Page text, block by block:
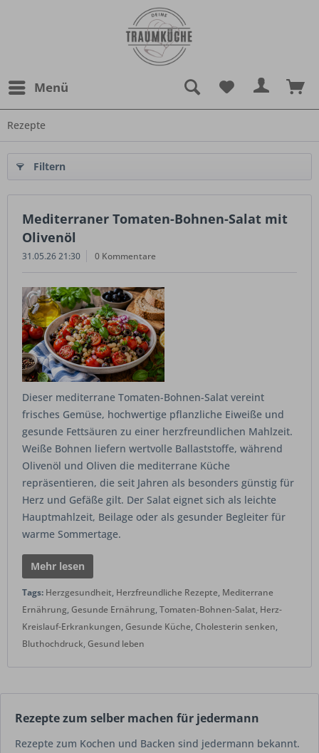
Menü
Rezepte
Filtern
Mediterraner Tomaten-Bohnen-Salat mit
Olivenöl
31.05.26 21:30 0 Kommentare
Dieser mediterrane Tomaten-Bohnen-Salat vereint
frisches Gemüse, hochwertige pflanzliche Eiweiße und
gesunde Fettsäuren zu einer herzfreundlichen Mahlzeit.
Weiße Bohnen liefern wertvolle Ballaststoffe, während
Olivenöl und Oliven die mediterrane Küche
repräsentieren, die seit Jahren als besonders günstig für
Herz und Gefäße gilt. Der Salat eignet sich als leichte
Hauptmahlzeit, Beilage oder als gesunder Begleiter für
warme Sommertage.
Mehr lesen
Tags: Herzgesundheit, Herzfreundliche Rezepte, Mediterrane
Ernährung, Gesunde Ernährung, Tomaten-Bohnen-Salat, Herz-
Kreislauf-Erkrankungen, Gesunde Küche, Cholesterin senken,
Bluthochdruck, Gesund leben
Rezepte zum selber machen für jedermann
Rezepte zum Kochen und Backen sind jedermann bekannt.